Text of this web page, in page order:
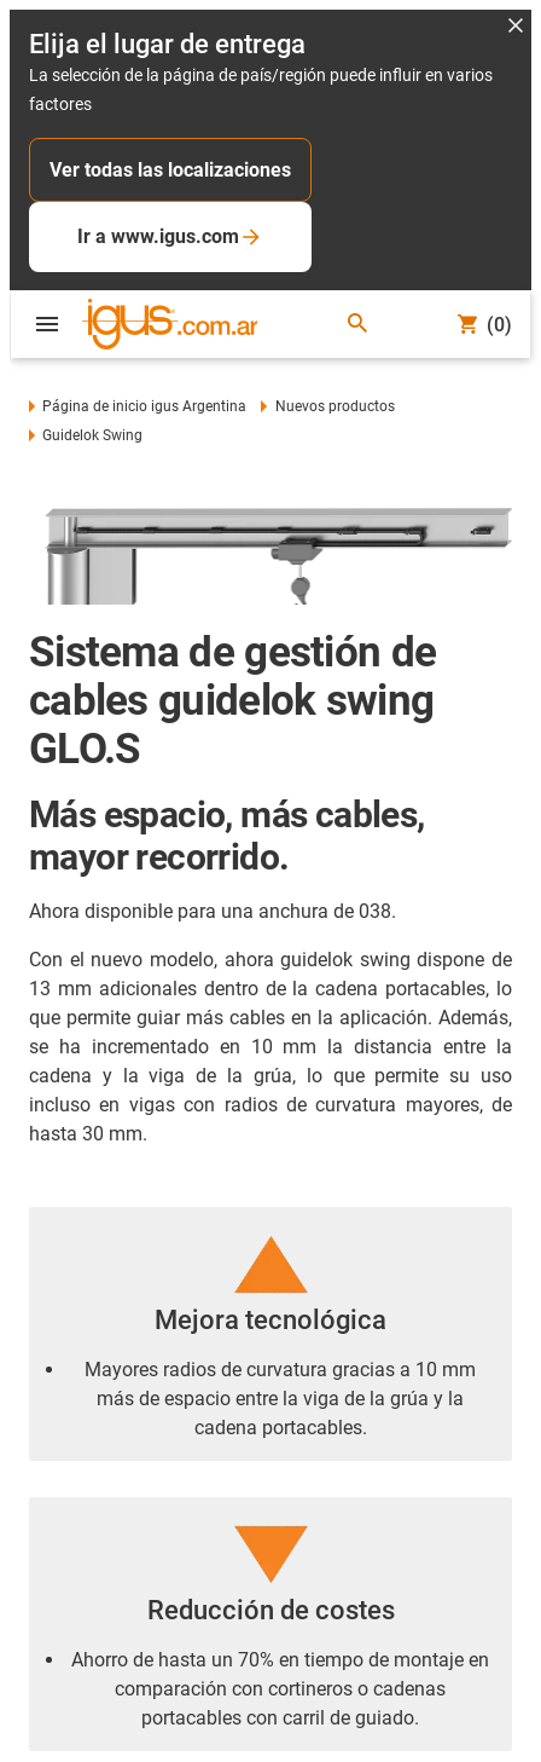
Elija el lugar de entrega
La selección de la página de país/región puede influir en varios
factores
Ver todas las localizaciones
Ir a www.igus.com
(0)
Página de inicio igus Argentina
Nuevos productos
Guidelok Swing
Sistema de gestión de
cables guidelok swing
GLO.S
Más espacio, más cables,
mayor recorrido.
Ahora disponible para una anchura de 038.
Con el nuevo modelo, ahora guidelok swing dispone de
13 mm adicionales dentro de la cadena portacables, lo
que permite guiar más cables en la aplicación. Además,
se ha incrementado en 10 mm la distancia entre la
cadena y la viga de la grúa, lo que permite su uso
incluso en vigas con radios de curvatura mayores, de
hasta 30 mm.
Mejora tecnológica
Mayores radios de curvatura gracias a 10 mm
más de espacio entre la viga de la grúa y la
cadena portacables.
Reducción de costes
Ahorro de hasta un 70% en tiempo de montaje en
comparación con cortineros o cadenas
portacables con carril de guiado.